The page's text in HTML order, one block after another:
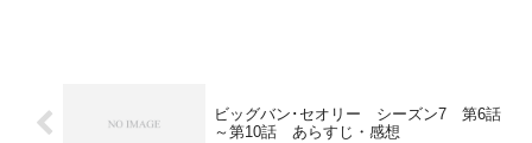
ビッグバン･セオリー シーズン7 第6話
～第10話 あらすじ・感想